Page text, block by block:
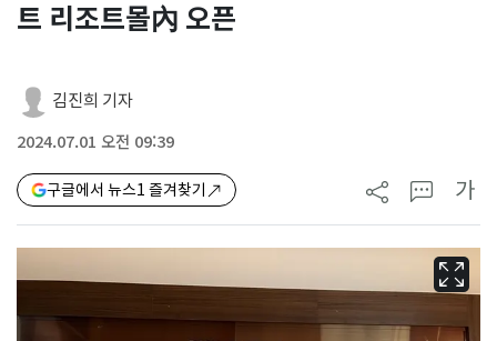
트 리조트몰內 오픈
김진희 기자
2024.07.01 오전 09:39
구글에서 뉴스1 즐겨찾기 가